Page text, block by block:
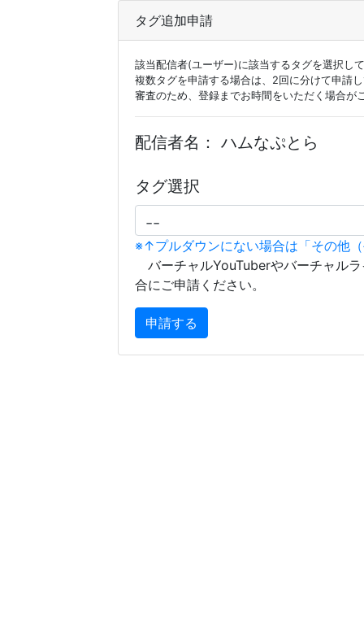
タグ追加申請
該当配信者(ユーザー)に該当するタグを選択し
複数タグを申請する場合は、2回に分けて申請
審査のため、登録までお時間をいただく場合が
配信者名： ハムなぷとら
タグ選択
※↑プルダウンにない場合は「その他
バーチャルYouTuberやバーチャル
合にご申請ください。
申請する